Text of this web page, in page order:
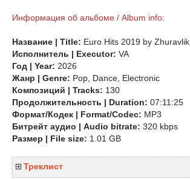
Информация об альбоме / Album info:
Название | Title: Euro Hits 2019 by Zhuravlik
Исполнитель | Executor: VA
Год | Year: 2026
Жанр | Genre: Pop, Dance, Electronic
Композиций | Tracks: 130
Продолжительность | Duration: 07:11:25
Формат/Кодек | Format/Codec: MP3
Битрейт аудио | Audio bitrate: 320 kbps
Размер | File size: 1.01 GB
Треклист